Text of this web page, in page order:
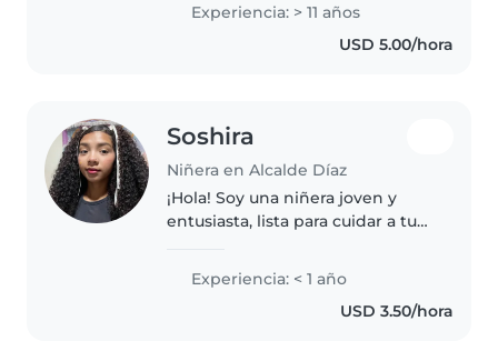
las edades. Me encanta hacer
manualidades, música y juegos
Experiencia: > 11 años
USD 5.00/hora
Soshira
Niñera en Alcalde Díaz
¡Hola! Soy una niñera joven y
entusiasta, lista para cuidar a tus
dedicación. Aunque no tengo
experiencia formal, estoy
educada y tengo un gran interés
Experiencia: < 1 año
USD 3.50/hora